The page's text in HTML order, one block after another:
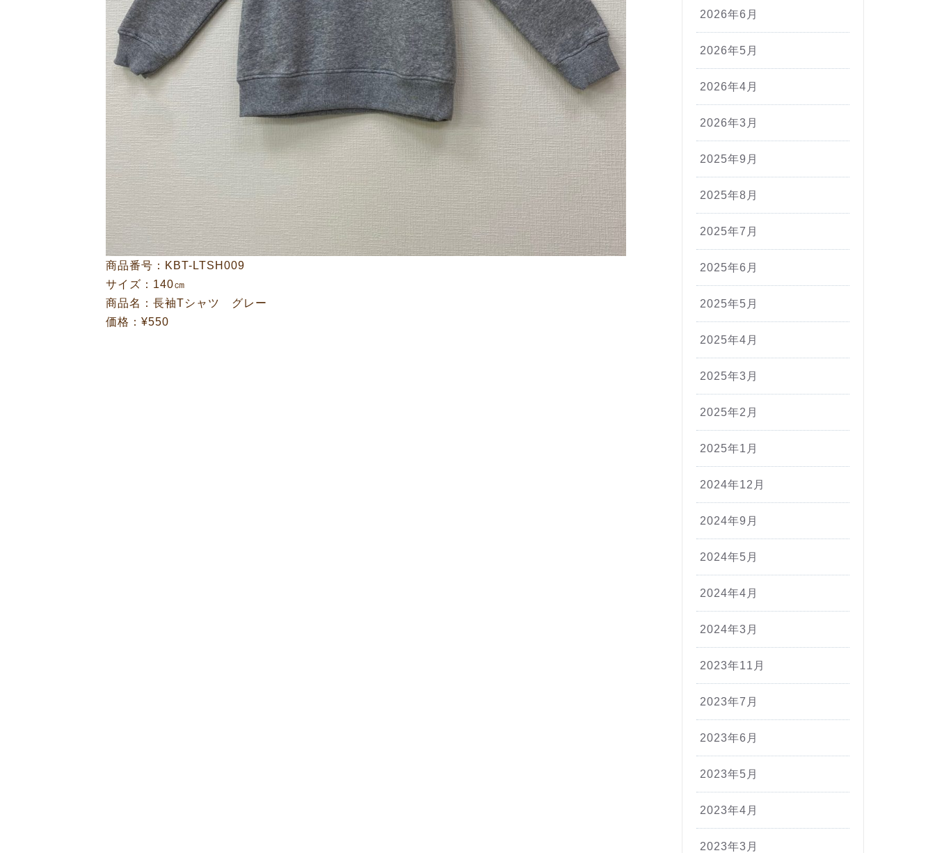
商品番号：KBT-LTSH009
サイズ：140㎝
商品名：長袖Tシャツ グレー
価格：¥550
2026年6月
2026年5月
2026年4月
2026年3月
2025年9月
2025年8月
2025年7月
2025年6月
2025年5月
2025年4月
2025年3月
2025年2月
2025年1月
2024年12月
2024年9月
2024年5月
2024年4月
2024年3月
2023年11月
2023年7月
2023年6月
2023年5月
2023年4月
2023年3月